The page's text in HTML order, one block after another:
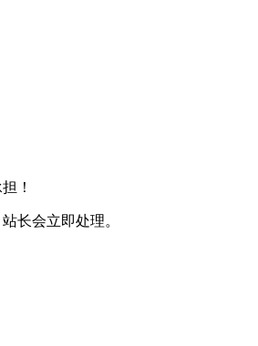
！
长会立即处理。